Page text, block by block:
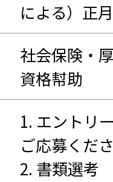
による）正
社会保険・
資格幇助
1. エントリ
ご応募くだ
2. 書類選考